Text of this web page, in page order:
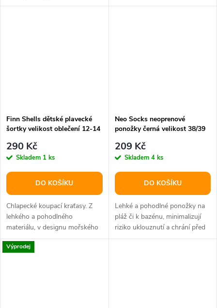
Finn Shells dětské plavecké
šortky velikost oblečení 12-14
290 Kč
Skladem 1 ks
DO KOŠÍKU
Chlapecké koupací kraťasy. Z
lehkého a pohodlného
materiálu, v designu mořského
světa.
Neo Socks neoprenové
ponožky černá velikost 38/39
209 Kč
Skladem 4 ks
DO KOŠÍKU
Lehké a pohodlné ponožky na
pláž či k bazénu, minimalizují
riziko uklouznutí a chrání před
horkým pískem a ostrými...
Výprodej